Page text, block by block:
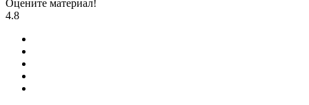
Оцените материал!
4.8